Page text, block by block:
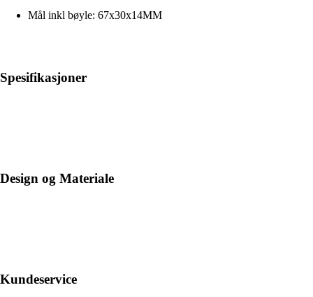
Mål inkl bøyle: 67x30x14MM
Spesifikasjoner
Design og Materiale
Kundeservice